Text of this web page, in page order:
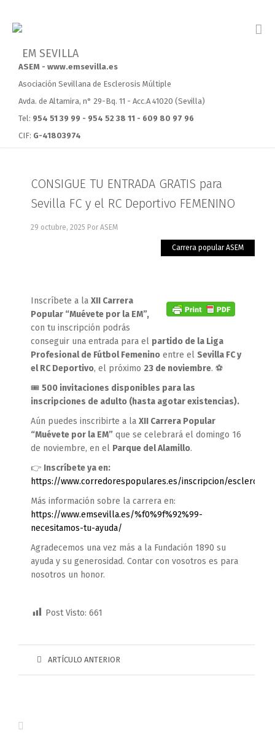
ASEM - www.emsevilla.es
Asociación Sevillana de Esclerosis Múltiple
Avda. de Altamira, n° 29-Bq. 11 - Acc.A 41020 (Sevilla)
Tel: 954 51 39 99 - 954 52 38 11 - 609 80 97 96
CIF: G-41803974
CONSIGUE TU ENTRADA GRATIS para
Sevilla FC y el RC Deportivo FEMENINO
29 octubre, 2025 Por ASEM
Carrera popular ASEM
Inscríbete a la XII Carrera
Popular “Muévete por la EM”,
con tu inscripción podrás
conseguir una entrada para el partido de la Liga
Profesional de Fútbol Femenino entre el Sevilla FC y
el RC Deportivo, el próximo 23 de noviembre. ⚽️
🎟️ 500 invitaciones disponibles para las
inscripciones de adulto (hasta agotar existencias).
Aún puedes inscribirte a la XII Carrera Popular
“Muévete por la EM” que se celebrará el domingo 16
de noviembre, en el Parque del Alamillo.
👉 Inscríbete ya en:
https://www.corredorespopulares.es/inscripcion/esclerosis/
Más información sobre la carrera en:
https://www.emsevilla.es/%f0%9f%92%99-
necesitamos-tu-ayuda/
Agradecemos una vez más a la Fundación 1890 su
ayuda y su generosidad. Contar con vosotros es para
nosotros un honor.
Post Visto: 661
ARTÍCULO ANTERIOR